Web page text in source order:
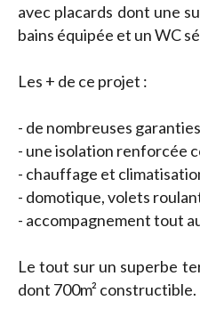
avec placards dont une
bains équipée et un WC
Les + de ce projet :
- de nombreuses garanties
- une isolation renforcée
- chauffage et
- domotique, volets
- accompagnement tout
Le tout sur un superbe
dont 700m² constructible.